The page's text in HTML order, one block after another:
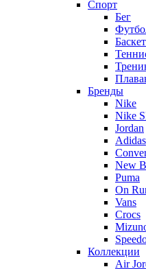
Спорт
Бег
Бренды
Nike
Nike
Jordan
Adidas
New
Puma
On
Vans
Crocs
Коллекции
Air